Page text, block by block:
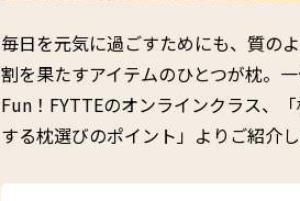
毎日を元気に過ごすためにも、質の
割を果たすアイテムのひとつが枕。
Fun！FYTTEのオンラインクラス、
する枕選びのポイント」よりご紹介